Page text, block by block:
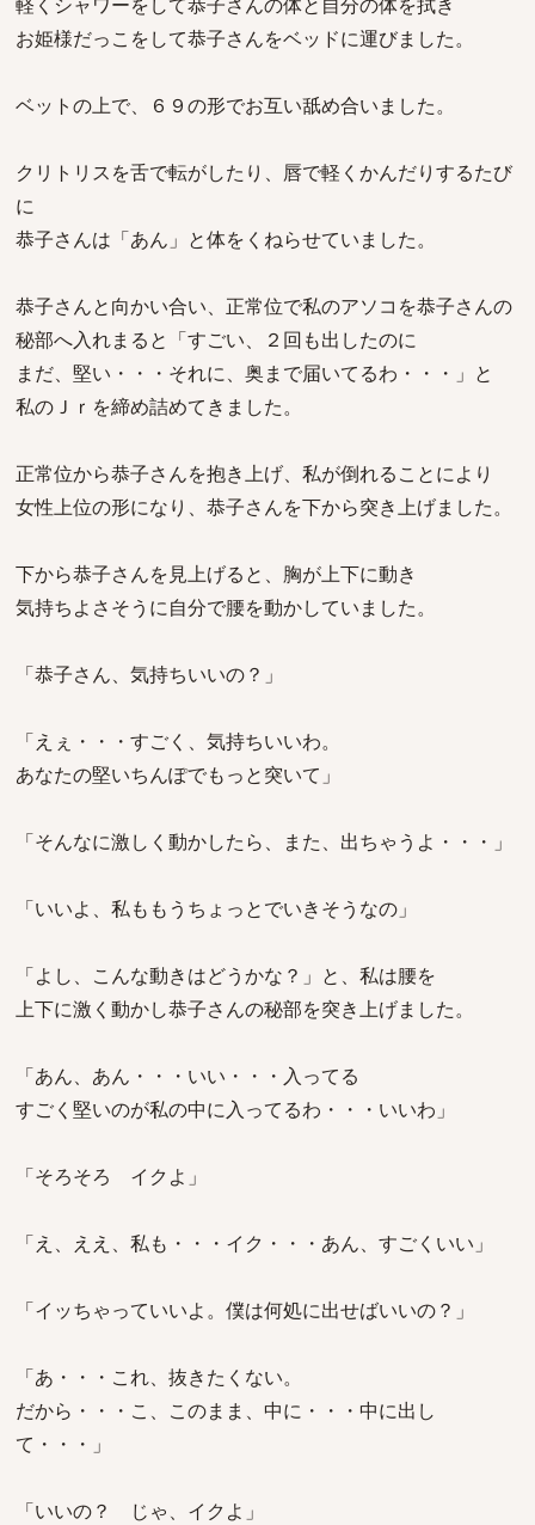
お姫様だっこをして恭子さんをベッドに運びました。
ベットの上で、６９の形でお互い舐め合いました。
クリトリスを舌で転がしたり、唇で軽くかんだりするたび
に
恭子さんは「あん」と体をくねらせていました。
恭子さんと向かい合い、正常位で私のアソコを恭子さんの
秘部へ入れまると「すごい、２回も出したのに
まだ、堅い・・・それに、奥まで届いてるわ・・・」と
私のＪｒを締め詰めてきました。
正常位から恭子さんを抱き上げ、私が倒れることにより
女性上位の形になり、恭子さんを下から突き上げました。
下から恭子さんを見上げると、胸が上下に動き
気持ちよさそうに自分で腰を動かしていました。
「恭子さん、気持ちいいの？」
「えぇ・・・すごく、気持ちいいわ。
あなたの堅いちんぽでもっと突いて」
「そんなに激しく動かしたら、また、出ちゃうよ・・・」
「いいよ、私ももうちょっとでいきそうなの」
「よし、こんな動きはどうかな？」と、私は腰を
上下に激く動かし恭子さんの秘部を突き上げました。
「あん、あん・・・いい・・・入ってる
すごく堅いのが私の中に入ってるわ・・・いいわ」
「そろそろ イクよ」
「え、ええ、私も・・・イク・・・あん、すごくいい」
「イッちゃっていいよ。僕は何処に出せばいいの？」
「あ・・・これ、抜きたくない。
だから・・・こ、このまま、中に・・・中に出し
て・・・」
「いいの？ じゃ、イクよ」